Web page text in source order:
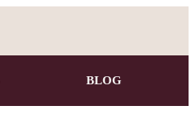
BLOG